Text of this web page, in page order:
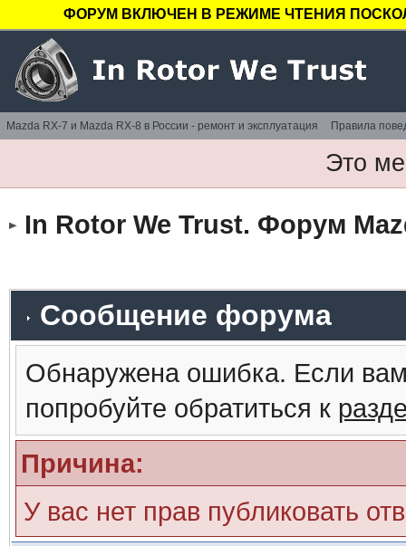
ФОРУМ ВКЛЮЧЕН В РЕЖИМЕ ЧТЕНИЯ
Mazda RX-7 и Mazda RX-8 в России - ремонт и эксплуатация Правила
Это
In Rotor We Trust. Форум
Сообщение форума
Обнаружена ошибка. Если
попробуйте обратиться к
Причина:
У вас нет прав публиковать